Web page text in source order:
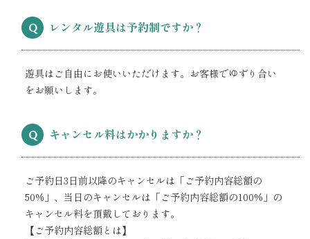
Q レンタル遊具は予約制ですか？
遊具はご自由にお使いいただけます。お客様でゆずり合い
をお願いします。
Q キャンセル料はかかりますか？
ご予約日3日前以降のキャンセルは「ご予約内容総額の
50%」、当日のキャンセルは「ご予約内容総額の100%」の
キャンセル料を頂戴しております。
【ご予約内容総額とは】